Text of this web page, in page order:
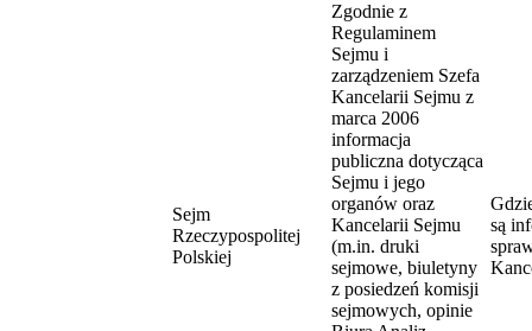
Sejm
Rzeczypospolitej
Polskiej
Zgodnie z
Regulaminem
Sejmu i
zarządzeniem Szefa
Kancelarii Sejmu z
marca 2006
informacja
publiczna dotycząca
Sejmu i jego
organów oraz
Kancelarii Sejmu
(m.in. druki
sejmowe, biuletyny
z posiedzeń komisji
sejmowych, opinie
są